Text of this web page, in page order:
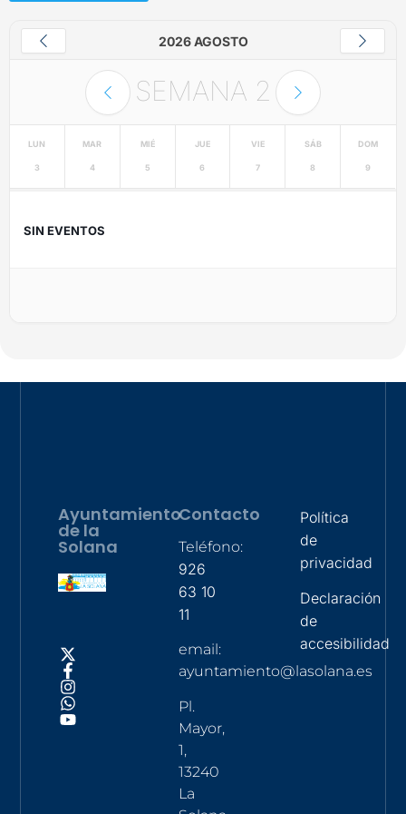
2026 AGOSTO
SEMANA 2
LUN
3
MAR
4
MIÉ
5
JUE
6
VIE
7
SÁB
8
DOM
9
SIN EVENTOS
Ayuntamiento
de la
Solana
Contacto
Teléfono:
926
63 10
11
email:
ayuntamiento@lasolana.es
Pl.
Mayor,
1,
13240
La
Política
de
privacidad
Declaración
de
accesibilidad